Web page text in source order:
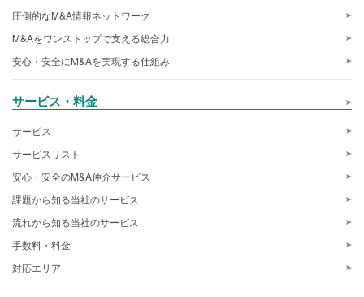
圧倒的なM&A情報ネットワーク
M&Aをワンストップで支える総合力
安心・安全にM&Aを実現する仕組み
サービス・料金
サービス
サービスリスト
安心・安全のM&A仲介サービス
課題から知る当社のサービス
流れから知る当社のサービス
手数料・料金
対応エリア